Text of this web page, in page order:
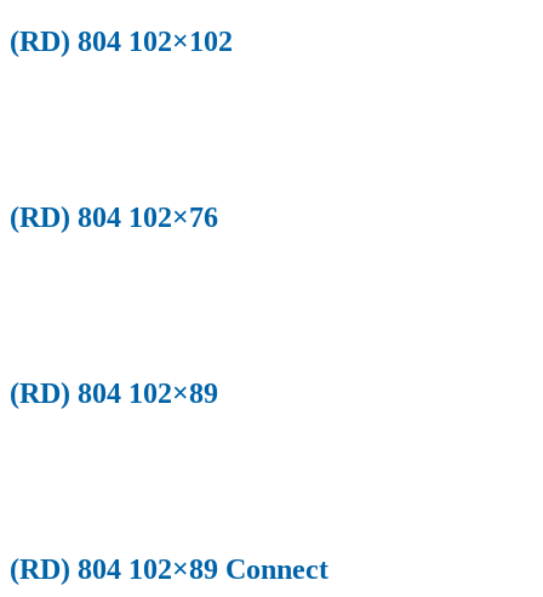
(RD) 804 102×102
(RD) 804 102×76
(RD) 804 102×89
(RD) 804 102×89 Connect